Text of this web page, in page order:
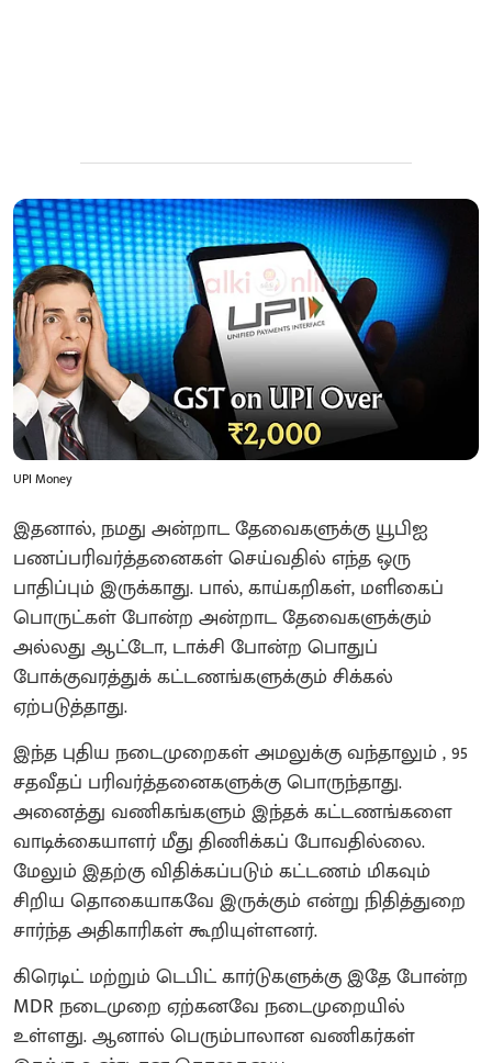
UPI Money
இதனால், நமது அன்றாட தேவைகளுக்கு யூபிஐ
பணப்பரிவர்த்தனைகள் செய்வதில் எந்த ஒரு
பாதிப்பும் இருக்காது. பால், காய்கறிகள், மளிகைப்
பொருட்கள் போன்ற அன்றாட தேவைகளுக்கும்
அல்லது ஆட்டோ, டாக்சி போன்ற பொதுப்
போக்குவரத்துக் கட்டணங்களுக்கும் சிக்கல்
ஏற்படுத்தாது.
​இந்த புதிய நடைமுறைகள் அமலுக்கு வந்தாலும் , 95
சதவீதப் பரிவர்த்தனைகளுக்கு பொருந்தாது.
அனைத்து வணிகங்களும் இந்தக் கட்டணங்களை
வாடிக்கையாளர் மீது திணிக்கப் போவதில்லை.
மேலும் இதற்கு விதிக்கப்படும் கட்டணம் மிகவும்
சிறிய தொகையாகவே இருக்கும் என்று நிதித்துறை
சார்ந்த அதிகாரிகள் கூறியுள்ளனர்.
​கிரெடிட் மற்றும் டெபிட் கார்டுகளுக்கு இதே போன்ற
MDR நடைமுறை ஏற்கனவே நடைமுறையில்
உள்ளது. ஆனால் பெரும்பாலான வணிகர்கள்